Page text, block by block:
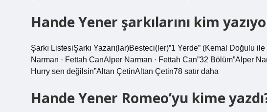
Hande Yener şarkılarını kim
Şarkı ListesiŞarkı Yazarı(lar)Besteci(ler)”1 Yerde” (Kemal Doğulu
Narman · Fettah CanAlper Narman · Fettah Can”32 Bölüm”Alper
Hurry sen değilsin”Altan ÇetinAltan Çetin78 satır daha
Hande Yener Romeo’yu kime